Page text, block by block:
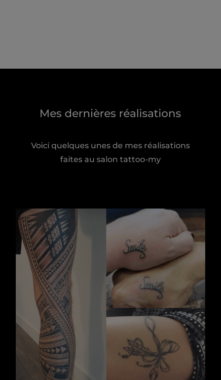
Mes dernières réalisations
Voici quelques unes de mes réalisations
faites au salon tattoo-my